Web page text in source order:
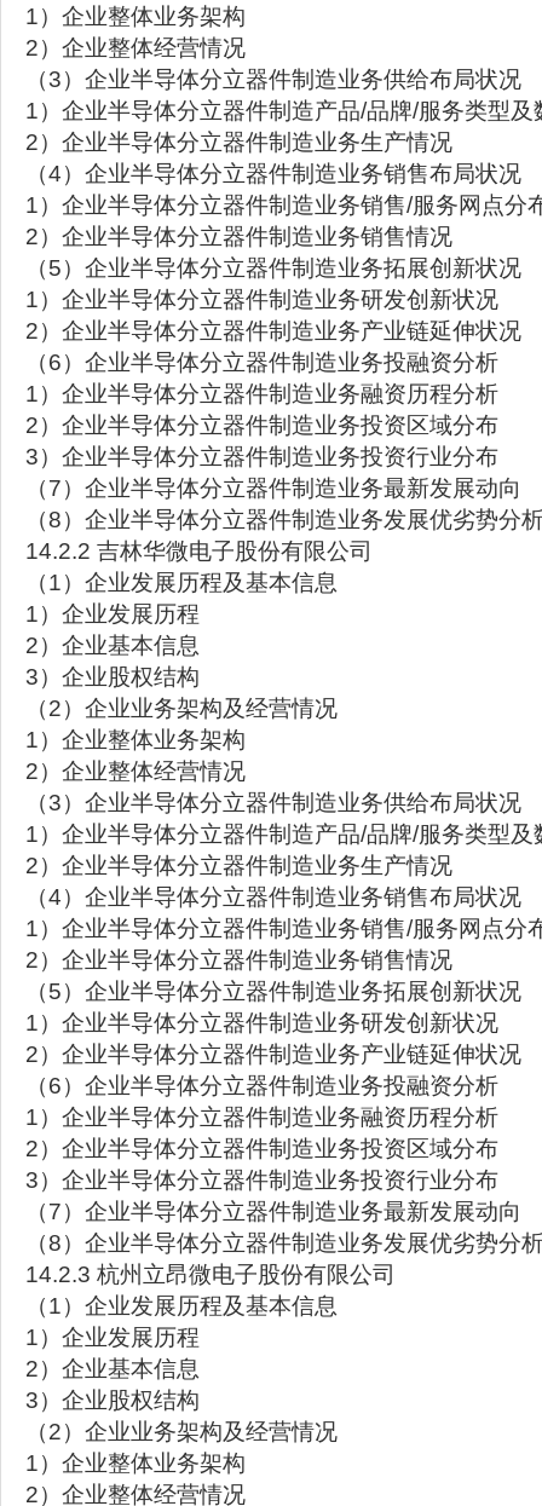
1）企业整体业务架构
2）企业整体经营情况
（3）企业半导体分立器件制造业务供给布局状况
1）企业半导体分立器件制造产品/品牌/服务类型及
2）企业半导体分立器件制造业务生产情况
（4）企业半导体分立器件制造业务销售布局状况
1）企业半导体分立器件制造业务销售/服务网点分
2）企业半导体分立器件制造业务销售情况
（5）企业半导体分立器件制造业务拓展创新状况
1）企业半导体分立器件制造业务研发创新状况
2）企业半导体分立器件制造业务产业链延伸状况
（6）企业半导体分立器件制造业务投融资分析
1）企业半导体分立器件制造业务融资历程分析
2）企业半导体分立器件制造业务投资区域分布
3）企业半导体分立器件制造业务投资行业分布
（7）企业半导体分立器件制造业务最新发展动向
（8）企业半导体分立器件制造业务发展优劣势分
14.2.2 吉林华微电子股份有限公司
（1）企业发展历程及基本信息
1）企业发展历程
2）企业基本信息
3）企业股权结构
（2）企业业务架构及经营情况
1）企业整体业务架构
2）企业整体经营情况
（3）企业半导体分立器件制造业务供给布局状况
1）企业半导体分立器件制造产品/品牌/服务类型及
2）企业半导体分立器件制造业务生产情况
（4）企业半导体分立器件制造业务销售布局状况
1）企业半导体分立器件制造业务销售/服务网点分
2）企业半导体分立器件制造业务销售情况
（5）企业半导体分立器件制造业务拓展创新状况
1）企业半导体分立器件制造业务研发创新状况
2）企业半导体分立器件制造业务产业链延伸状况
（6）企业半导体分立器件制造业务投融资分析
1）企业半导体分立器件制造业务融资历程分析
2）企业半导体分立器件制造业务投资区域分布
3）企业半导体分立器件制造业务投资行业分布
（7）企业半导体分立器件制造业务最新发展动向
（8）企业半导体分立器件制造业务发展优劣势分
14.2.3 杭州立昂微电子股份有限公司
（1）企业发展历程及基本信息
1）企业发展历程
2）企业基本信息
3）企业股权结构
（2）企业业务架构及经营情况
1）企业整体业务架构
2）企业整体经营情况